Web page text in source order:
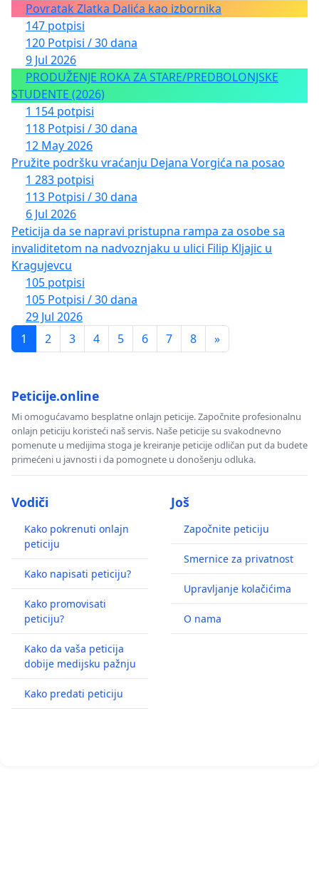
Povratak Zlatka Dalića kao izbornika
147 potpisi
120 Potpisi / 30 dana
9 Jul 2026
PRODUŽENJE ROKA ZA STARE/PREDBOLONJSKE
STUDENTE (2026)
1 154 potpisi
118 Potpisi / 30 dana
12 May 2026
Pružite podršku vraćanju Dejana Vorgića na posao
1 283 potpisi
113 Potpisi / 30 dana
6 Jul 2026
Peticija da se napravi pristupna rampa za osobe sa
invaliditetom na nadvoznjaku u ulici Filip Kljajic u
Kragujevcu
105 potpisi
105 Potpisi / 30 dana
29 Jul 2026
1
2 3 4 5 6 7 8 »
Peticije.online
Mi omogućavamo besplatne onlajn peticije. Započnite profesionalnu
onlajn peticiju koristeći naš servis. Naše peticije su svakodnevno
pomenute u medijima stoga je kreiranje peticije odličan put da budete
primećeni u javnosti i da pomognete u donošenju odluka.
Vodiči
Kako pokrenuti onlajn
peticiju
Kako napisati peticiju?
Kako promovisati
peticiju?
Kako da vaša peticija
dobije medijsku pažnju
Kako predati peticiju
Još
Započnite peticiju
Smernice za privatnost
Upravljanje kolačićima
O nama